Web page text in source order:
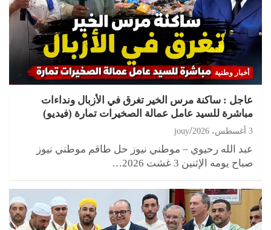
أخبار وطنية
عاجل : ساكنة مرس الخير تغرق في الأزبال ونداءات
مباشرة للسيد عامل عمالة الصخيرات تمارة (فيديو)
3 أغسطس، 2026 jouy
عبد الله رحيوي – موطني نيوز حل طاقم موطني نيوز
صباح يومه الإثنين 3 غشت 2026…